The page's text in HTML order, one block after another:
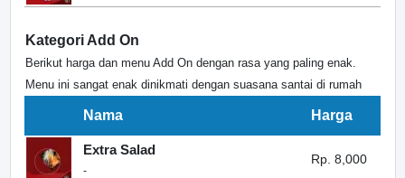
Kategori Add On
Berikut harga dan menu Add On dengan rasa yang paling enak.
Menu ini sangat enak dinikmati dengan suasana santai di rumah
Nama Harga
Extra Salad
-
Rp. 8,000